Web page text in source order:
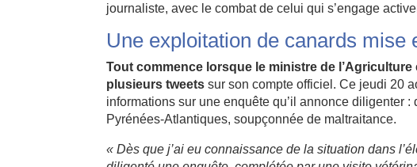
journaliste, avec le combat de celui qui s’engage
Une exploitation de canards mise
Tout commence lorsque le ministre de
plusieurs tweets sur son compte officiel. Ce jeudi 20
informations sur une enquête qu’il annonce diligenter
Pyrénées-Atlantiques, soupçonnée de maltraitance.
« Dès que j’ai eu connaissance de la situation dans